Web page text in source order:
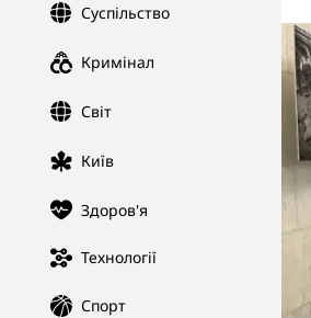
Суспільство
Кримінал
Світ
Київ
Здоров'я
Технології
Спорт